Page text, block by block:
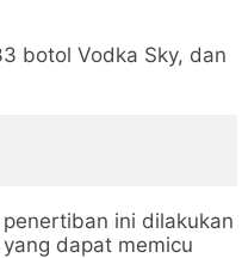
botol Vodka Sky, dan
ini dilakukan
dapat memicu